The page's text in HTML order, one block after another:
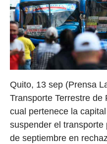
Quito, 13 sep (Prensa
Transporte Terrestre
cual pertenece la
suspender el
de septiembre en